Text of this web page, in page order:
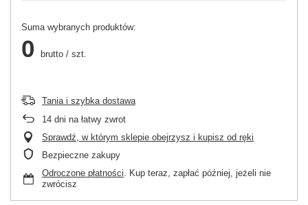
Suma wybranych produktów:
0 brutto / szt.
Tania i szybka dostawa
14 dni na łatwy zwrot
Sprawdź, w którym sklepie obejrzysz i kupisz od ręki
Bezpieczne zakupy
Odroczone płatności. Kup teraz, zapłać później, jeżeli nie
zwrócisz